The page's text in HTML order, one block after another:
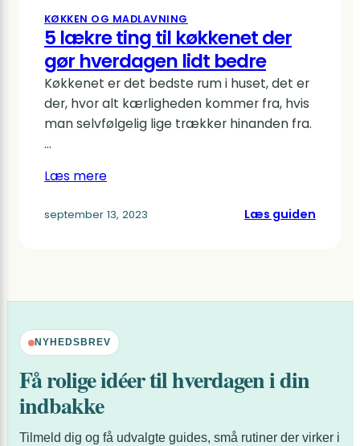
KØKKEN OG MADLAVNING
5 lækre ting til køkkenet der
gør hverdagen lidt bedre
Køkkenet er det bedste rum i huset, det er
der, hvor alt kærligheden kommer fra, hvis
man selvfølgelig lige trækker hinanden fra.
…
Læs mere
september 13, 2023 Læs guiden
NYHEDSBREV
Få rolige idéer til hverdagen i din
indbakke
Tilmeld dig og få udvalgte guides, små rutiner der virker i